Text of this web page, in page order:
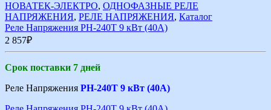
НОВАТЕК-ЭЛЕКТРО, ОДНОФАЗНЫЕ РЕЛЕ
НАПРЯЖЕНИЯ, РЕЛЕ НАПРЯЖЕНИЯ, Каталог
Реле Напряжения РН-240Т 9 кВт (40А)
2 857₽
Срок поставки 7 дней
Реле Напряжения РН-240Т 9 кВт (40А)